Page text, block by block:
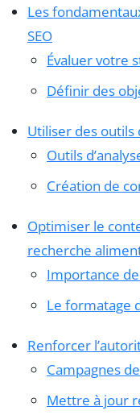
Les
SEO
Évaluer votre
Définir des
Utiliser des outils
Outils
Création de
Optimiser le
recherche
Importance
Le formatage
Renforcer
Campagnes
Mettre à jour